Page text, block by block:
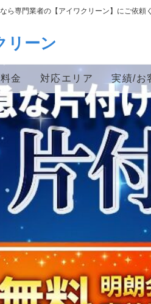
ら専門業者の【アイワクリーン】にご依頼
リーン
金 対応エリア 実績/お